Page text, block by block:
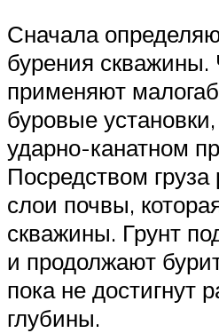
Сначала
бурения скважины.
применяют
буровые
ударно-канатном
Посредством
слои почвы,
скважины. Грунт
и продолжают
пока не достигнут
глубины.